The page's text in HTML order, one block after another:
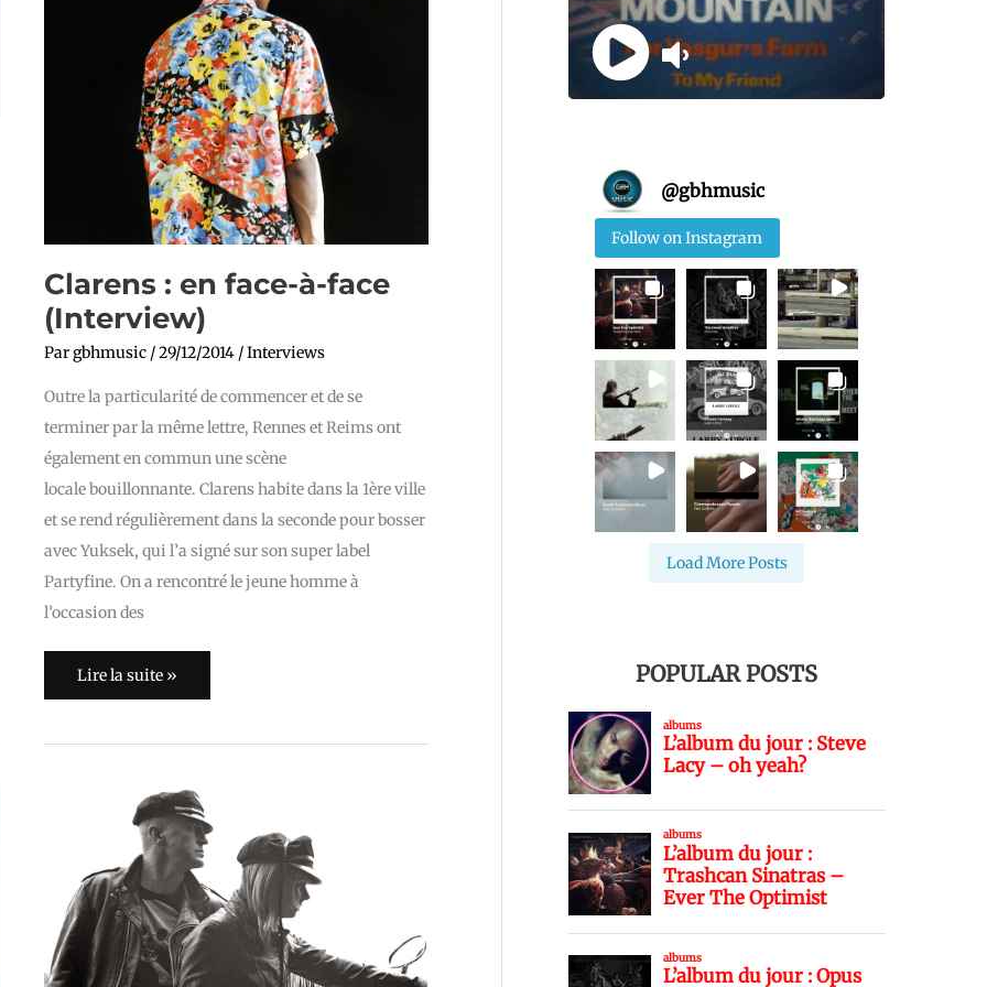
Clarens : en face-à-face
(Interview)
Pargbhmusic /29/12/2014 /Interviews
Outre la particularité de commencer et de se
terminer par la même lettre, Rennes et Reims ont
également en commun une scène
locale bouillonnante. Clarens habite dans la 1ère ville
et se rend régulièrement dans la seconde pour bosser
avec Yuksek, qui l’a signé sur son super label
Partyfine. On a rencontré le jeune homme à
l’occasion des
Lire la suite »
Vaselines
comme
vivants
(Interview
VO/VF)
@gbhmusic
Follow on Instagram
Load More Posts
POPULAR POSTS